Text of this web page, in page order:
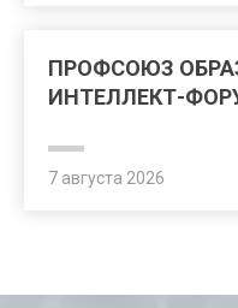
ПРОФСОЮЗ
ИНТЕЛЛЕКТ-
7 августа 2026